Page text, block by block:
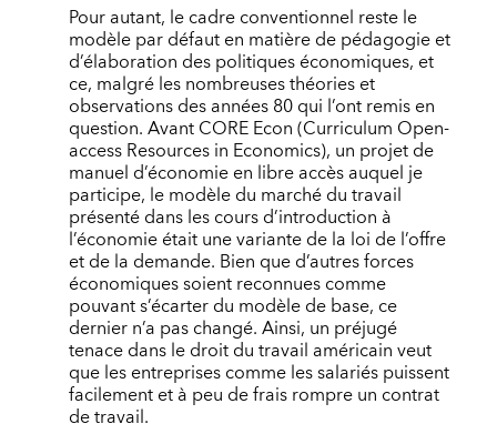
Pour autant, le cadre conventionnel reste le
modèle par défaut en matière de pédagogie et
d’élaboration des politiques économiques, et
ce, malgré les nombreuses théories et
observations des années 80 qui l’ont remis en
question. Avant CORE Econ (Curriculum Open-
access Resources in Economics), un projet de
manuel d’économie en libre accès auquel je
participe, le modèle du marché du travail
présenté dans les cours d’introduction à
l’économie était une variante de la loi de l’offre
et de la demande. Bien que d’autres forces
économiques soient reconnues comme
pouvant s’écarter du modèle de base, ce
dernier n’a pas changé. Ainsi, un préjugé
tenace dans le droit du travail américain veut
que les entreprises comme les salariés puissent
facilement et à peu de frais rompre un contrat
de travail.